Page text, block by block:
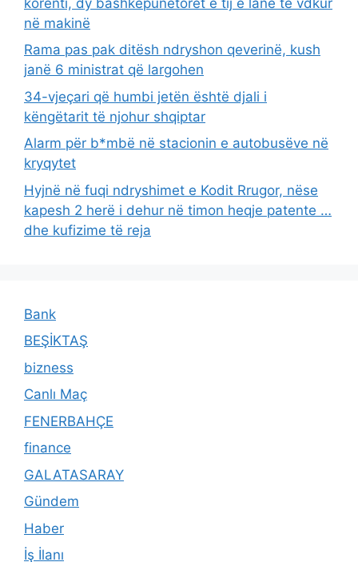
në makinë
Rama pas pak ditësh ndryshon qeverinë, kush
janë 6 ministrat që largohen
34-vjeçari që humbi jetën është djali i
këngëtarit të njohur shqiptar
Alarm për b*mbë në stacionin e autobusëve në
kryqytet
Hyjnë në fuqi ndryshimet e Kodit Rrugor, nëse
kapesh 2 herë i dehur në timon heqje patente …
dhe kufizime të reja
Bank
BEŞİKTAŞ
bizness
Canlı Maç
FENERBAHÇE
finance
GALATASARAY
Gündem
Haber
İş İlanı